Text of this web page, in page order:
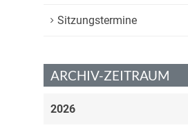
Sitzungstermine
ARCHIV-ZEITRAUM
2026